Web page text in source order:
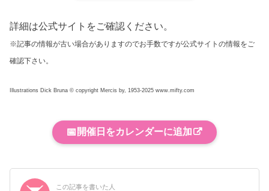
詳細は公式サイトをご確認ください。
※記事の情報が古い場合がありますのでお手数ですが公式サイトの情報をご
確認下さい。
Illustrations Dick Bruna © copyright Mercis by, 1953-2025 www.mifty.com
📅 開催日をカレンダーに追加
この記事を書いた人